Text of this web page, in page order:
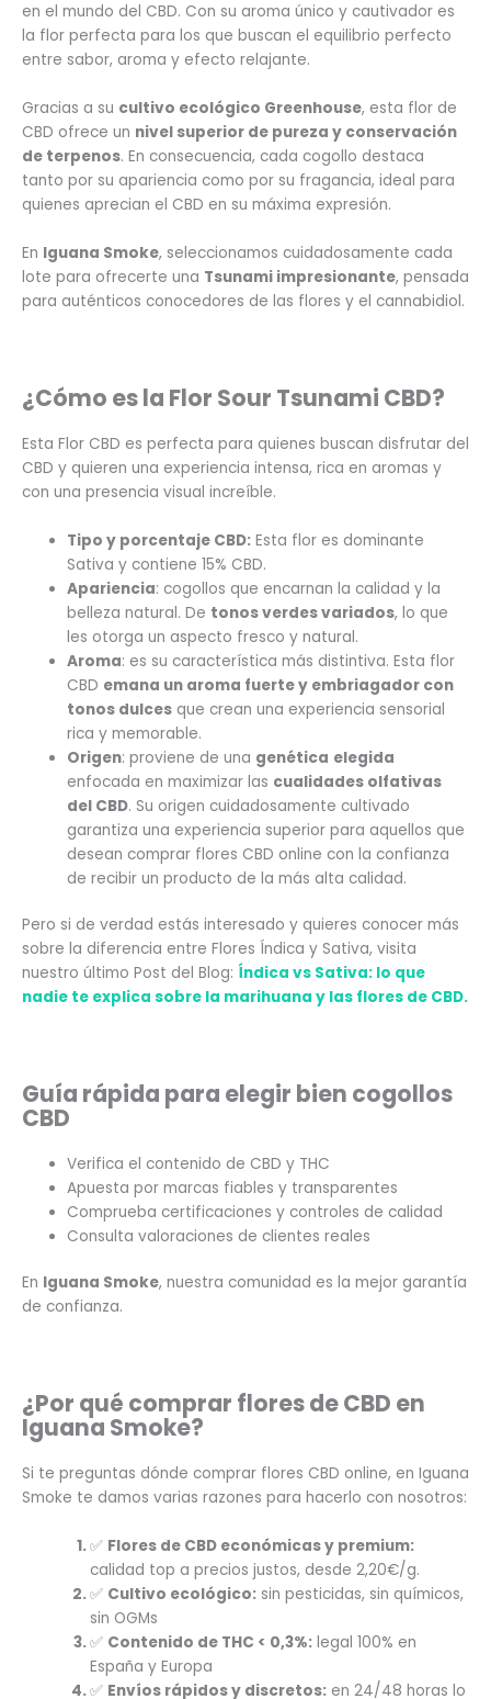
en el mundo del CBD. Con su aroma único y cautivador es
la flor perfecta para los que buscan el equilibrio perfecto
entre sabor, aroma y efecto relajante.
Gracias a su cultivo ecológico Greenhouse, esta flor de
CBD ofrece un nivel superior de pureza y conservación
de terpenos. En consecuencia, cada cogollo destaca
tanto por su apariencia como por su fragancia, ideal para
quienes aprecian el CBD en su máxima expresión.
En Iguana Smoke, seleccionamos cuidadosamente cada
lote para ofrecerte una Tsunami impresionante, pensada
para auténticos conocedores de las flores y el cannabidiol.
¿Cómo es la Flor Sour Tsunami CBD?
Esta Flor CBD es perfecta para quienes buscan disfrutar del
CBD y quieren una experiencia intensa, rica en aromas y
con una presencia visual increíble.
Tipo y porcentaje CBD: Esta flor es dominante
Sativa y contiene 15% CBD.
Apariencia: cogollos que encarnan la calidad y la
belleza natural. De tonos verdes variados, lo que
les otorga un aspecto fresco y natural.
Aroma: es su característica más distintiva. Esta flor
CBD emana un aroma fuerte y embriagador con
tonos dulces que crean una experiencia sensorial
rica y memorable.
Origen: proviene de una genética elegida
enfocada en maximizar las cualidades olfativas
del CBD. Su origen cuidadosamente cultivado
garantiza una experiencia superior para aquellos que
desean comprar flores CBD online con la confianza
de recibir un producto de la más alta calidad.
Pero si de verdad estás interesado y quieres conocer más
sobre la diferencia entre Flores Índica y Sativa, visita
nuestro último Post del Blog: Índica vs Sativa: lo que
nadie te explica sobre la marihuana y las flores de CBD.
Guía rápida para elegir bien cogollos
CBD
Verifica el contenido de CBD y THC
Apuesta por marcas fiables y transparentes
Comprueba certificaciones y controles de calidad
Consulta valoraciones de clientes reales
En Iguana Smoke, nuestra comunidad es la mejor garantía
de confianza.
¿Por qué comprar flores de CBD en
Iguana Smoke?
Si te preguntas dónde comprar flores CBD online, en Iguana
Smoke te damos varias razones para hacerlo con nosotros:
✅ Flores de CBD económicas y premium:
calidad top a precios justos, desde 2,20€/g.
✅ Cultivo ecológico:sin pesticidas, sin químicos,
sin OGMs
✅ Contenido de THC < 0,3%:legal 100% en
España y Europa
✅ Envíos rápidos y discretos:en 24/48 horas lo